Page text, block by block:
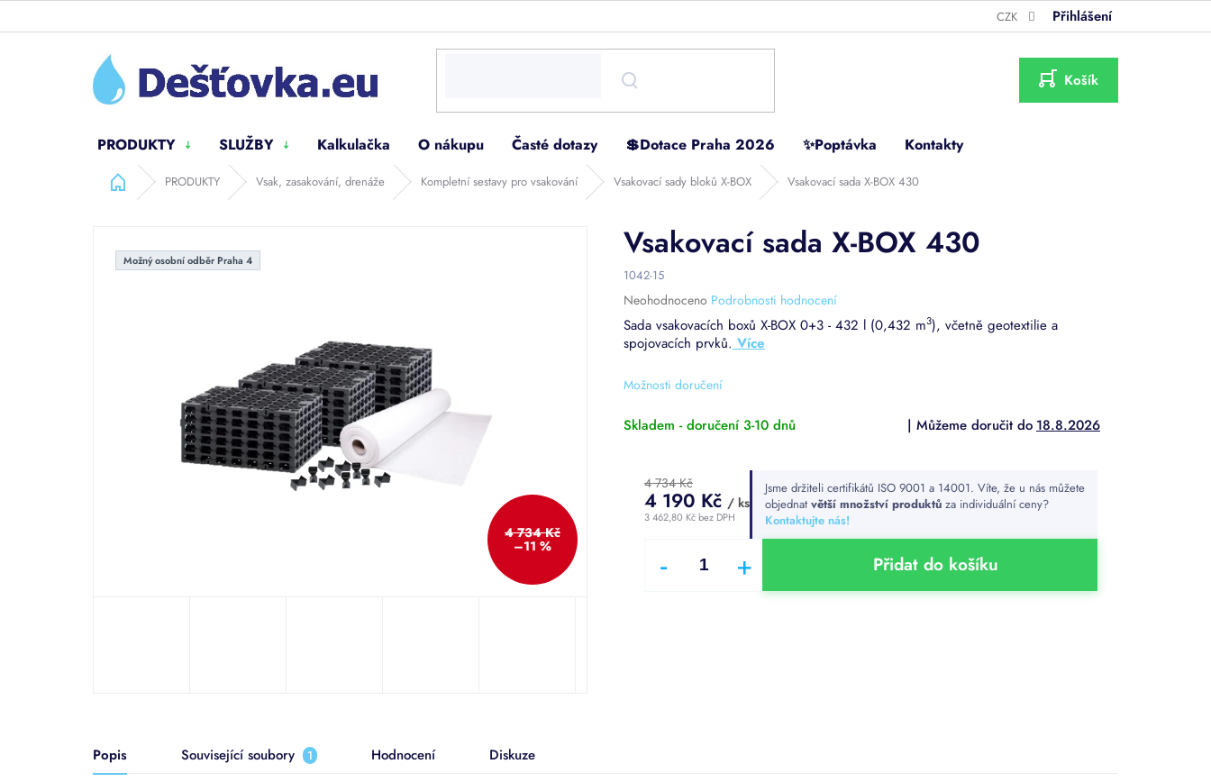
CZK Přihlášení
NÁKUPNÍ
KOŠÍK
PRODUKTY SLUŽBY Kalkulačka O nákupu Časté dotazy 💲Dotace Praha 2026 ✨Poptávka Kontakty
Domů PRODUKTY Vsak, zasakování, drenáže Kompletní sestavy pro vsakování Vsakovací sady bloků X-BOX Vsakovací sada X-BOX 430
4 734 Kč
–11 %
Možný osobní odběr Praha 4
Možnosti doručení
Sada vsakovacích boxů X-BOX 0+3 - 432 l (0,432 m3), včetně geotextilie a
spojovacích prvků.
Vsakovací sada X-BOX 430
1042-15
Průměrné
hodnocení
produktu
je
z
hvězdiček.
Neohodnoceno Podrobnosti hodnocení
Skladem - doručení 3-10 dnů 18.8.2026
4 734 Kč
4 190 Kč / ks
3 462,80 Kč bez DPH
Jsme držiteli certifikátů ISO 9001 a 14001. Víte, že u nás můžete
objednat větší množství produktů za individuální ceny?
Kontaktujte nás!
Přidat do košíku
Popis Související soubory 1 Hodnocení Diskuze